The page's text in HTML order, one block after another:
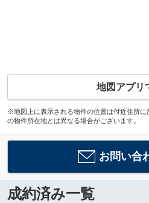
地図アプリ
※地図上に表示される物件の位置は付近住所
の物件所在地とは異なる場合がございます。
お問い合
成約済み一覧